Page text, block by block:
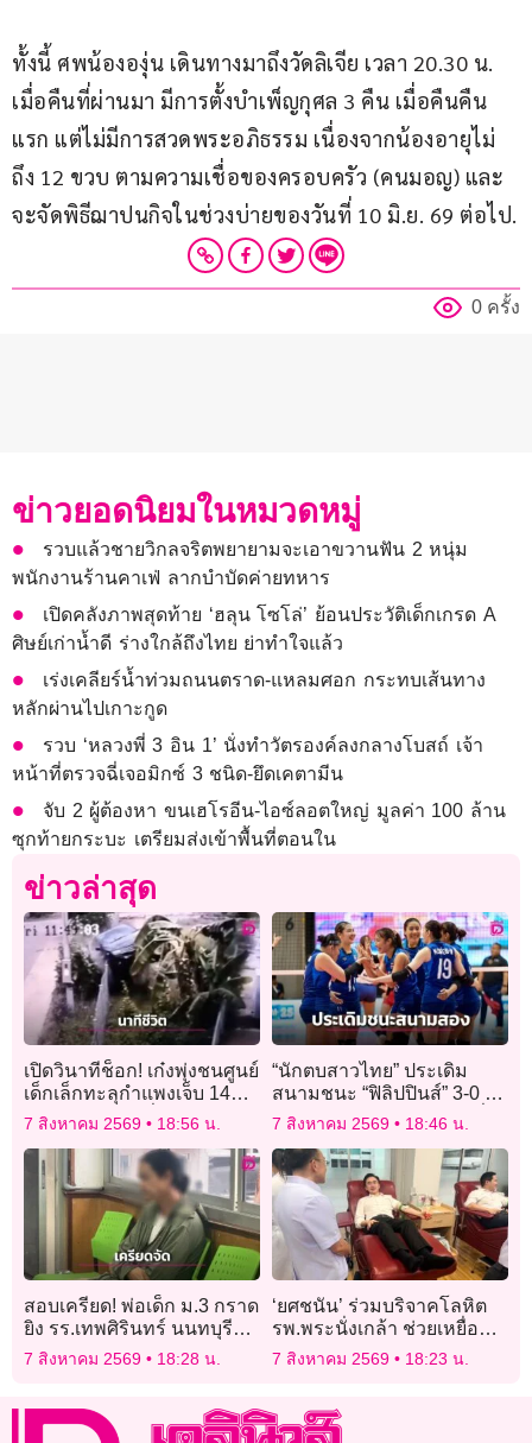
ทั้งนี้ ศพน้ององุ่น เดินทางมาถึงวัดลิเจีย เวลา 20.30 น.
เมื่อคืนที่ผ่านมา มีการตั้งบำเพ็ญกุศล 3 คืน เมื่อคืนคืน
แรก แต่ไม่มีการสวดพระอภิธรรม เนื่องจากน้องอายุไม่
ถึง 12 ขวบ ตามความเชื่อของครอบครัว (คนมอญ) และ
จะจัดพิธีฌาปนกิจในช่วงบ่ายของวันที่ 10 มิ.ย. 69 ต่อไป.
0 ครั้ง
ข่าวยอดนิยมในหมวดหมู่
รวบแล้วชายวิกลจริตพยายามจะเอาขวานฟัน 2 หนุ่ม
พนักงานร้านคาเฟ่ ลากบำบัดค่ายทหาร
เปิดคลังภาพสุดท้าย ‘ฮลุน โซโล่’ ย้อนประวัติเด็กเกรด A
ศิษย์เก่าน้ำดี ร่างใกล้ถึงไทย ย่าทำใจแล้ว
เร่งเคลียร์น้ำท่วมถนนตราด-แหลมศอก กระทบเส้นทาง
หลักผ่านไปเกาะกูด
รวบ ‘หลวงพี่ 3 อิน 1’ นั่งทำวัตรองค์ลงกลางโบสถ์ เจ้า
หน้าที่ตรวจฉี่เจอมิกซ์ 3 ชนิด-ยึดเคตามีน
จับ 2 ผู้ต้องหา ขนเฮโรอีน-ไอซ์ลอตใหญ่ มูลค่า 100 ล้าน
ซุกท้ายกระบะ เตรียมส่งเข้าพื้นที่ตอนใน
ข่าวล่าสุด
เปิดวินาทีช็อก! เก๋งพุ่งชนศูนย์
เด็กเล็กทะลุกำแพงเจ็บ 14
ราย ตรวจเจอ “ฉี่สีม่วง-พก
7 สิงหาคม 2569 18:56 น.
“นักตบสาวไทย” ประเดิม
สนามชนะ “ฟิลิปปินส์” 3-0 ศึก
“ซีวี คัพ 2026” สนามสองที่
7 สิงหาคม 2569 18:46 น.
สอบเครียด! พ่อเด็ก ม.3 กราด
ยิง รร.เทพศิรินทร์ นนทบุรี
ปิดปากเงียบ ไร้เผชิญหน้า
7 สิงหาคม 2569 18:28 น.
‘ยศชนัน’ ร่วมบริจาคโลหิต
รพ.พระนั่งเกล้า ช่วยเหยื่อ
เหตุสลด รร.เทพศิรินทร์
7 สิงหาคม 2569 18:23 น.